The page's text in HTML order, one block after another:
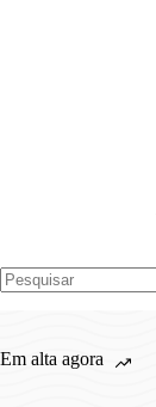
Em alta agora